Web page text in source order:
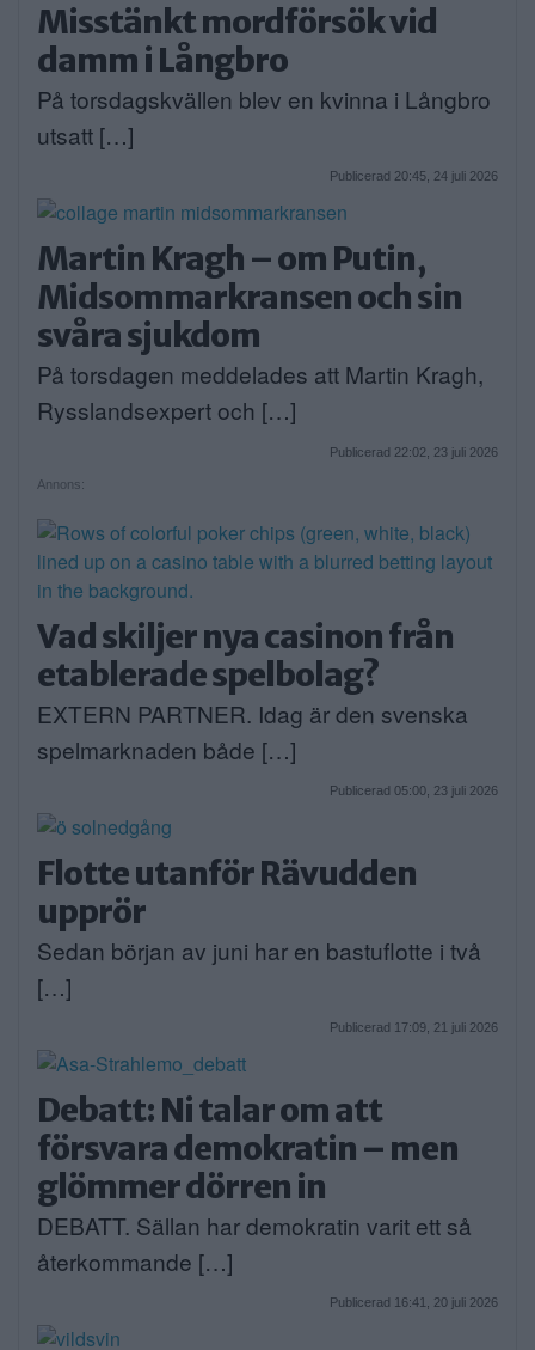
Misstänkt mordförsök vid
damm i Långbro
På torsdagskvällen blev en kvinna i Långbro
utsatt […]
Publicerad 20:45, 24 juli 2026
Martin Kragh – om Putin,
Midsommarkransen och sin
svåra sjukdom
På torsdagen meddelades att Martin Kragh,
Rysslandsexpert och […]
Publicerad 22:02, 23 juli 2026
Annons:
Vad skiljer nya casinon från
etablerade spelbolag?
EXTERN PARTNER. Idag är den svenska
spelmarknaden både […]
Publicerad 05:00, 23 juli 2026
Flotte utanför Rävudden
upprör
Sedan början av juni har en bastuflotte i två
[…]
Publicerad 17:09, 21 juli 2026
Debatt: Ni talar om att
försvara demokratin – men
glömmer dörren in
DEBATT. Sällan har demokratin varit ett så
återkommande […]
Publicerad 16:41, 20 juli 2026